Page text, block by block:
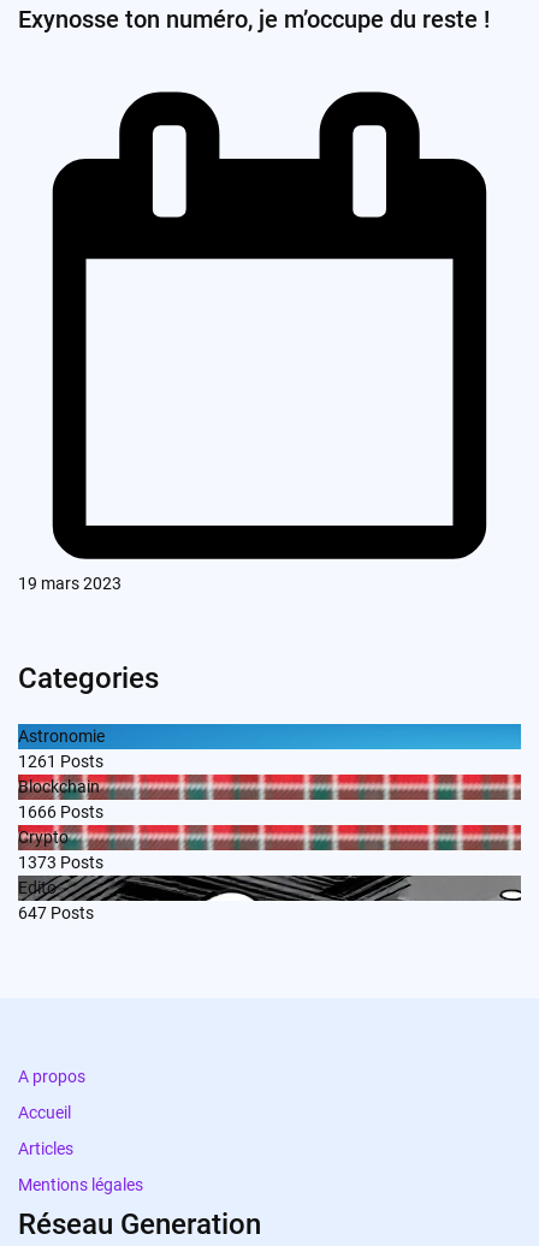
Exynosse ton numéro, je m’occupe du reste !
19 mars 2023
Categories
Astronomie
1261 Posts
Blockchain
1666 Posts
Crypto
1373 Posts
Edito
647 Posts
A propos
Accueil
Articles
Mentions légales
Réseau Generation